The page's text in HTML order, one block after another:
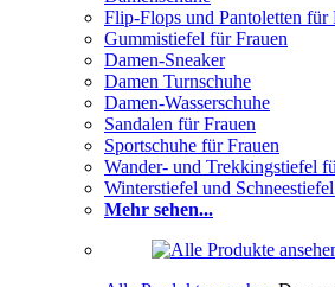
Flip-Flops und Pantoletten für
Gummistiefel für Frauen
Damen-Sneaker
Damen Turnschuhe
Damen-Wasserschuhe
Sandalen für Frauen
Sportschuhe für Frauen
Wander- und Trekkingstiefel
Winterstiefel und
Mehr sehen...